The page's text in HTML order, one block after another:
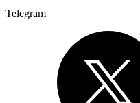
Telegram